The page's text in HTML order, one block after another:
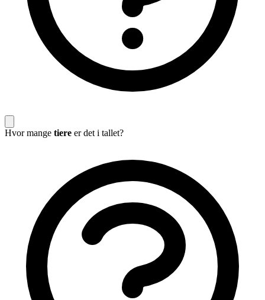
Hvor mange tiere er det i tallet?